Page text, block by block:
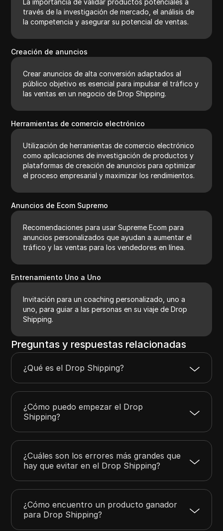
través de la investigación de mercado, el análisis de
la competencia y asegurar su potencial de ventas.
Creación de anuncios
Crear anuncios de alta conversión adaptados al
público objetivo es esencial para impulsar el tráfico y
las ventas en un negocio de Drop Shipping.
Herramientas de comercio electrónico
Utilización de herramientas de comercio electrónico
como aplicaciones de investigación de productos y
plataformas de creación de anuncios para optimizar
el proceso empresarial y maximizar los rendimientos.
Anuncios de Ecom Supremo
Recomendaciones para usar Supreme Ecom para
anuncios personalizados que ayudan a aumentar el
tráfico y las ventas para los vendedores en línea.
Entrenamiento Uno a Uno
Invitación para un coaching personalizado, uno a
uno, para guiar a las personas en su viaje de Drop
Shipping.
Preguntas y respuestas relacionadas
¿Qué es el Drop Shipping?
¿Cómo puedo empezar el Drop
Shipping?
¿Cuáles son los errores más grandes que
hay que evitar en el Drop Shipping?
¿Cómo encuentro un producto ganador
para Drop Shipping?